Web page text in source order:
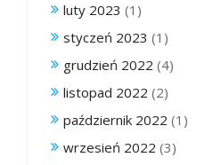
luty 2023 (1)
styczeń 2023 (1)
grudzień 2022 (4)
listopad 2022 (2)
październik 2022 (1)
wrzesień 2022 (3)